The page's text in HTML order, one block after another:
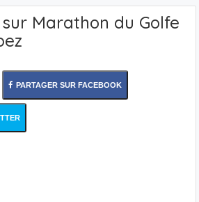
Marathon du Golfe
PARTAGER SUR FACEBOOK